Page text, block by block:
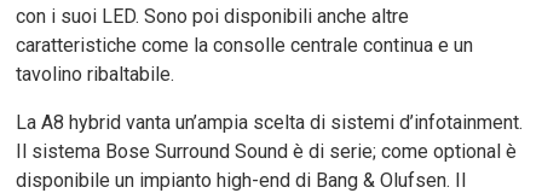
con i suoi LED. Sono poi disponibili anche altre
caratteristiche come la consolle centrale continua e un
tavolino ribaltabile.
La A8 hybrid vanta un’ampia scelta di sistemi d’infotainment.
Il sistema Bose Surround Sound è di serie; come optional è
disponibile un impianto high-end di Bang & Olufsen. Il